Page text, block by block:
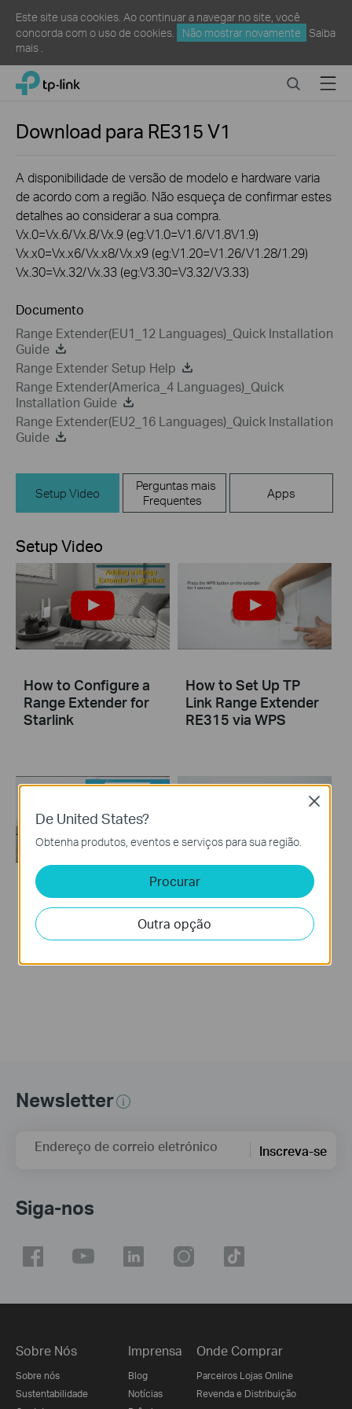
Este site usa cookies. Ao continuar a navegar no site, você
concorda com o uso de cookies.
Não mostrar novamente
Saiba
mais
Click
navigation
TP-Link, Reliably Smart SearchMenu
Download para RE315V1
A disponibilidade de versão de modelo e hardware varia
de acordo com a região. Não esqueça de confirmar estes
detalhes ao considerar a sua compra.
Vx.0=Vx.6/Vx.8/Vx.9 (eg:V1.0=V1.6/V1.8V1.9)
Vx.x0=Vx.x6/Vx.x8/Vx.x9 (eg:V1.20=V1.26/V1.28/1.29)
Vx.30=Vx.32/Vx.33 (eg:V3.30=V3.32/V3.33)
Documento
Range Extender(EU1_12 Languages)_Quick Installation
Guide
Range Extender Setup Help
Range Extender(America_4 Languages)_Quick
Installation Guide
Range Extender(EU2_16 Languages)_Quick Installation
Guide
Setup Video
Perguntas mais
Frequentes
Apps
Setup Video
How to Configure a
Range Extender for
Starlink
How to Set Up TP
Link Range Extender
RE315 via WPS
How to Set up TP-
Link Range Extender
RE315 via Web
How to Set up TP-
Link Range Extender
RE315 via Tether
Newsletter
Endereço de correio eletrónico Inscreva-se
Siga-nos
Sobre Nós
Sobre nós
Sustentabilidade
Imprensa
Blog
Notícias
Onde Comprar
Parceiros Lojas Online
Revenda e Distribuição
De United States?
Obtenha produtos, eventos e serviços para sua região.
Procurar
Outra opção
Close